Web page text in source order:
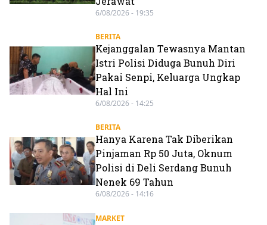
6/08/2026 - 19:35
BERITA
Kejanggalan Tewasnya Mantan
Istri Polisi Diduga Bunuh Diri
Pakai Senpi, Keluarga Ungkap
Hal Ini
6/08/2026 - 14:25
BERITA
Hanya Karena Tak Diberikan
Pinjaman Rp 50 Juta, Oknum
Polisi di Deli Serdang Bunuh
Nenek 69 Tahun
6/08/2026 - 14:16
MARKET